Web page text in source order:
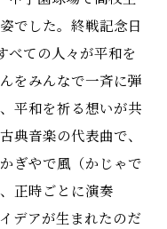
でした。終戦記念日
べての人々が平和を
をみんなで一斉に弾
平和を祈る想いが共
典音楽の代表曲で、
ぎやで風（かじゃで
正時ごとに演奏
デアが生まれたのだ